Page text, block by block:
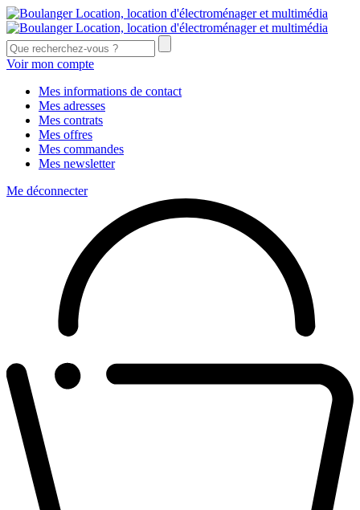
Voir mon compte
Mes informations de contact
Mes adresses
Mes contrats
Mes offres
Mes commandes
Mes newsletter
Me déconnecter